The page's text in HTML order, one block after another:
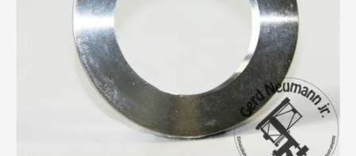
Accessoires pour montures
Têtes
Pièces détachées